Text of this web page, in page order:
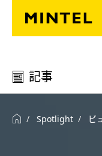
Skip to main content
記事
Spotlight ビ